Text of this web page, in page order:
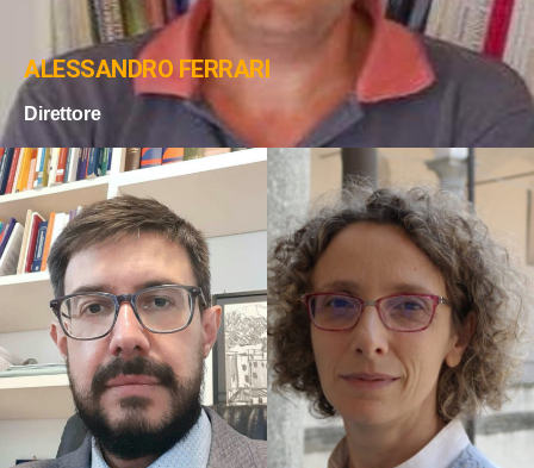
ALESSANDRO FERRARI
Direttore